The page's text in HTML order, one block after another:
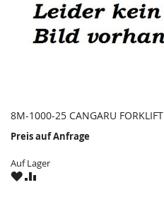
8M-1000-25 CANGARU FORKLIFT
Preis auf Anfrage
Auf Lager
ZUZU